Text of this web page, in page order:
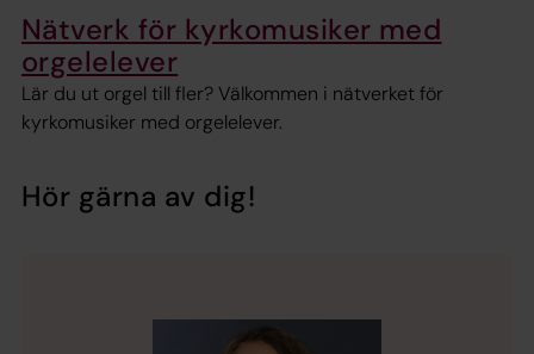
Nätverk för kyrkomusiker med
orgelelever
Lär du ut orgel till fler? Välkommen i nätverket för
kyrkomusiker med orgelelever.
Hör gärna av dig!